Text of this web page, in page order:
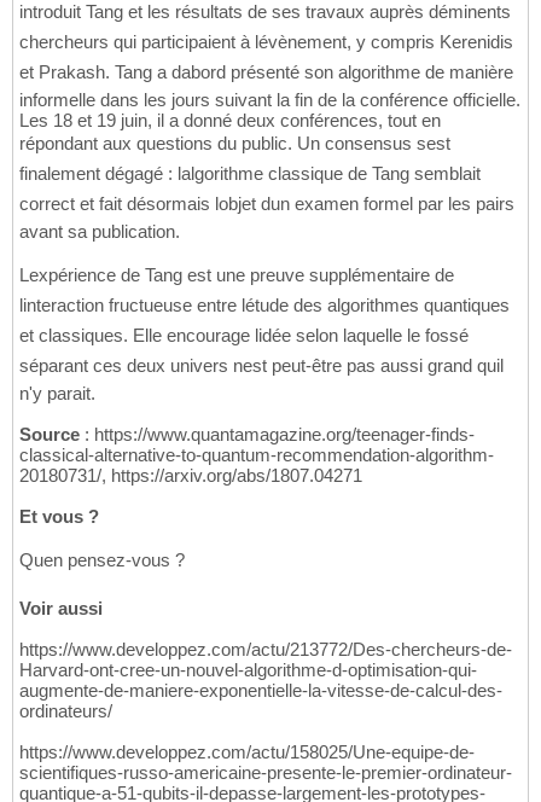
introduit Tang et les résultats de ses travaux auprès déminents
chercheurs qui participaient à lévènement, y compris Kerenidis
et Prakash. Tang a dabord présenté son algorithme de manière
informelle dans les jours suivant la fin de la conférence officielle.
Les 18 et 19 juin, il a donné deux conférences, tout en
répondant aux questions du public. Un consensus sest
finalement dégagé : lalgorithme classique de Tang semblait
correct et fait désormais lobjet dun examen formel par les pairs
avant sa publication.
Lexpérience de Tang est une preuve supplémentaire de
linteraction fructueuse entre létude des algorithmes quantiques
et classiques. Elle encourage lidée selon laquelle le fossé
séparant ces deux univers nest peut-être pas aussi grand quil
n'y parait.
Source : https://www.quantamagazine.org/teenager-finds-
classical-alternative-to-quantum-recommendation-algorithm-
20180731/, https://arxiv.org/abs/1807.04271
Et vous ?
Quen pensez-vous ?
Voir aussi
https://www.developpez.com/actu/213772/Des-chercheurs-de-
Harvard-ont-cree-un-nouvel-algorithme-d-optimisation-qui-
augmente-de-maniere-exponentielle-la-vitesse-de-calcul-des-
ordinateurs/
https://www.developpez.com/actu/158025/Une-equipe-de-
scientifiques-russo-americaine-presente-le-premier-ordinateur-
quantique-a-51-qubits-il-depasse-largement-les-prototypes-